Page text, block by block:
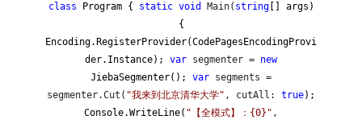
class Program { static void Main( string[] args)
{
Encoding.RegisterProvider(CodePagesEncodingProvi
der.Instance); var segmenter = new
JiebaSegmenter(); var segments =
segmenter.Cut( "我来到北京清华大学" , cutAll: true);
Console.WriteLine( " 【全模式】：{0} " ,